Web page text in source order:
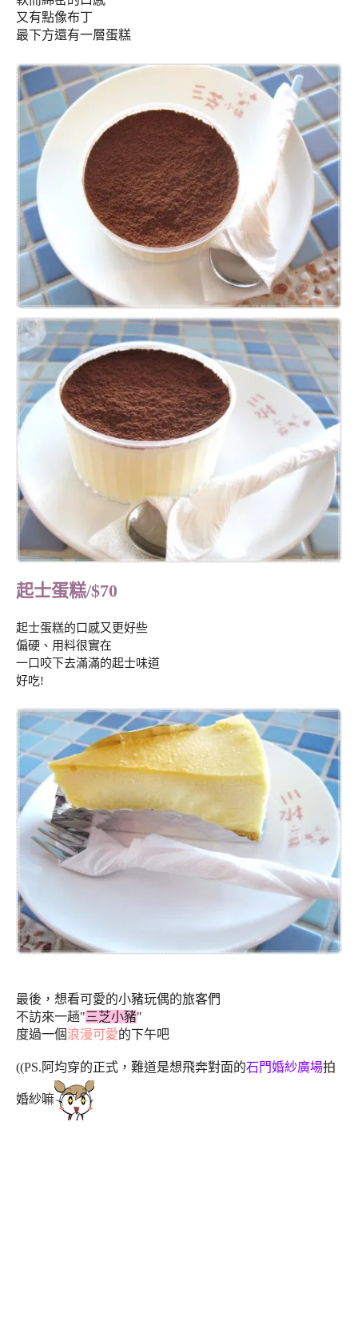
又有點像布丁
最下方還有一層蛋糕
起士蛋糕/$70
起士蛋糕的口感又更好些
偏硬、用料很實在
一口咬下去滿滿的起士味道
好吃!
最後，想看可愛的小豬玩偶的旅客們
不訪來一趟"三芝小豬"
度過一個浪漫可愛的下午吧
((PS.阿均穿的正式，難道是想飛奔對面的石門婚紗廣場拍
婚紗嘛